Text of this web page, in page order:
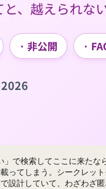
」で検索してここに来た
ってしまう。シークレッ
設計していて、わざわざ